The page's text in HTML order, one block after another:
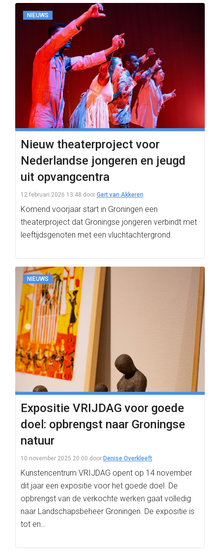
NIEUWS
Nieuw theaterproject voor
Nederlandse jongeren en jeugd
uit opvangcentra
12 februari 2026 13:48 door Gert van Akkeren
Komend voorjaar start in Groningen een
theaterproject dat Groningse jongeren verbindt met
leeftijdsgenoten met een vluchtachtergrond.
NIEUWS
Expositie VRIJDAG voor goede
doel: opbrengst naar Groningse
natuur
10 november 2025 20:00 door Denise Overkleeft
Kunstencentrum VRIJDAG opent op 14 november
dit jaar een expositie voor het goede doel. De
opbrengst van de verkochte werken gaat volledig
naar Landschapsbeheer Groningen. De expositie is
tot en…